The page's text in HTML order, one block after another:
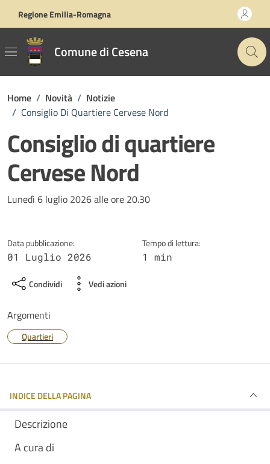
Regione Emilia-Romagna
Comune di Cesena
Home / Novità / Notizie
/ Consiglio Di Quartiere Cervese Nord
Consiglio di quartiere
Cervese Nord
Dettagli della notizia
Lunedì 6 luglio 2026 alle ore 20.30
Data pubblicazione:
01 Luglio 2026
Tempo di lettura:
1 min
Condividi Vedi azioni
Argomenti
Quartieri
INDICE DELLA PAGINA
Descrizione
A cura di